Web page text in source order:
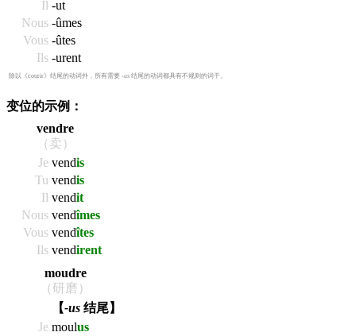
Il -ut
Nous -ûmes
Vous -ûtes
Ils -urent
除以《courir》结尾的动词外，所有需要 -us 结尾的动词都具有不规则的词干。
变位的示例：
vendre
（卖）
Je vendis
Tu vendis
Il vendit
Nous vendîmes
Vous vendîtes
Ils vendirent
moudre
（研磨）
【-us 结尾】
Je moulus